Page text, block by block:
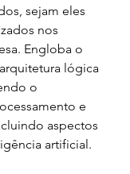
sejam eles
nos
Engloba o
lógica
o
e
aspectos
artificial.